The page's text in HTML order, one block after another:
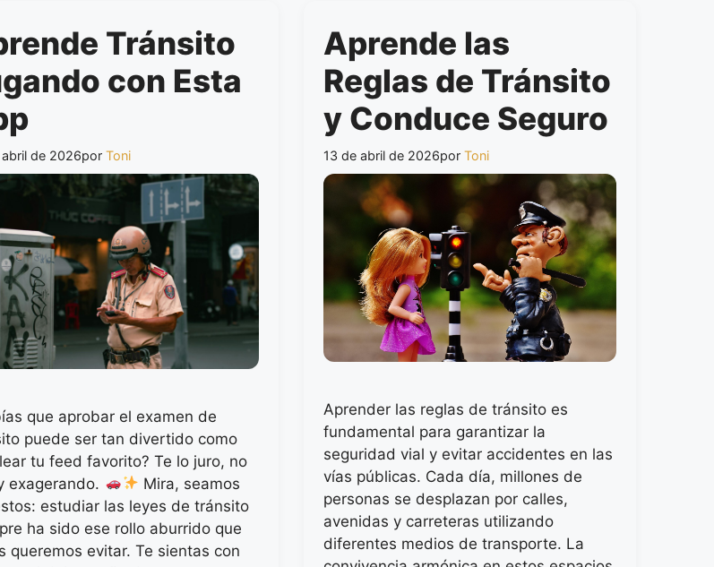
Tránsito
con Esta
abril de 2026porToni
que aprobar el examen de
puede ser tan divertido como
tu feed favorito? Te lo juro, no
exagerando.
Mira, seamos
estudiar las leyes de tránsito
ha sido ese rollo aburrido que
queremos evitar. Te sientas con
Aprende las
Reglas de Tránsito
y Conduce Seguro
13 de abril de 2026por Toni
Aprender las reglas de tránsito es
fundamental para garantizar la
seguridad vial y evitar accidentes en las
vías públicas. Cada día, millones de
personas se desplazan por calles,
avenidas y carreteras utilizando
diferentes medios de transporte. La